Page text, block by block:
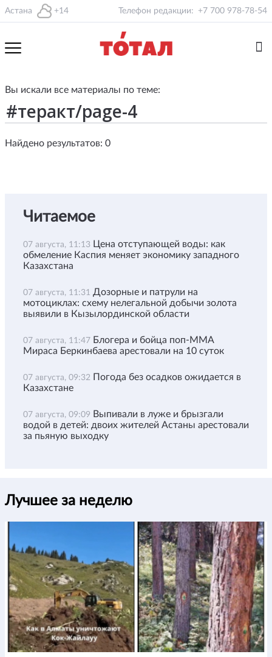
Астана +14 Телефон редакции: +7 700 978-78-54
Вы искали все материалы по теме:
Найдено результатов: 0
Читаемое
07 августа, 11:13 Цена отступающей воды: как
обмеление Каспия меняет экономику западного
Казахстана
07 августа, 11:31 Дозорные и патрули на
мотоциклах: схему нелегальной добычи золота
выявили в Кызылординской области
07 августа, 11:47 Блогера и бойца поп-ММА
Мираса Беркинбаева арестовали на 10 суток
07 августа, 09:32 Погода без осадков ожидается в
Казахстане
07 августа, 09:09 Выпивали в луже и брызгали
водой в детей: двоих жителей Астаны арестовали
за пьяную выходку
Лучшее за неделю